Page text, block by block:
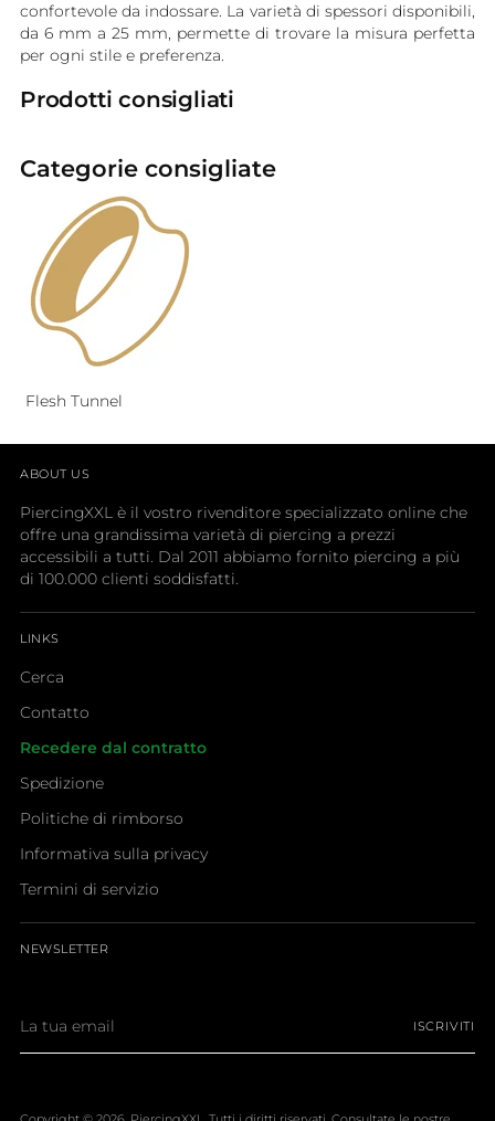
confortevole da indossare. La varietà di spessori disponibili,
da 6 mm a 25 mm, permette di trovare la misura perfetta
per ogni stile e preferenza.
Prodotti consigliati
Categorie consigliate
Flesh Tunnel
ABOUT US
PiercingXXL è il vostro rivenditore specializzato online che
offre una grandissima varietà di piercing a prezzi
accessibili a tutti. Dal 2011 abbiamo fornito piercing a più
di 100.000 clienti soddisfatti.
LINKS
Cerca
Contatto
Recedere dal contratto
Spedizione
Politiche di rimborso
Informativa sulla privacy
Termini di servizio
NEWSLETTER
tua
email
ISCRIVITI